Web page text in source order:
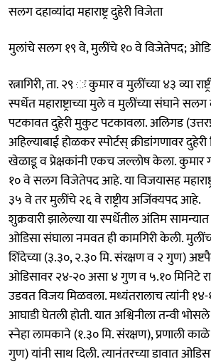
सलग दहाव्यांदा महाराष्ट्र दुहेरी विजेता
मुलांचे सलग १९ वे, मुलींचे १० वे विजेतेपद;
रत्नागिरी, ता. २९ ः कुमार व मुलींच्या ४३ व्या
स्पर्धेत महाराष्ट्राच्या मुले व मुलींच्या संघाने
पटकावत दुहेरी मुकुट पटकावला. अलिगड
अहिल्याबाई होळकर स्पोर्टस्‌‍ क्रीडांगणावर
खेळाडू व प्रेक्षकांनी एकच जल्लोष केला. कुमार
१० वे सलग विजेतेपद आहे. या विजयासह
३५ वे तर मुलींचे २६ वे राष्ट्रीय अजिंक्यपद आहे.
शुक्रवारी झालेल्या या स्पर्धेतील अंतिम सामन्यात
ओडिसा संघाला नमवत ही कामगिरी केली.
शिंदेच्या (३.३०, २.३० मि. संरक्षण व २ गुण)
ओडिसावर २४-२० असा ४ गुण व ५.१० मिनिटे
उडवत विजय मिळवला. मध्यंतरालाच त्यांनी
आघाडी घेतली होती. यात अश्विनीला तन्वी
स्नेहा लामकाने (१.३० मि. संरक्षण), प्रणाली
गुण) यांनी साथ दिली. त्यानंतरच्या डावात